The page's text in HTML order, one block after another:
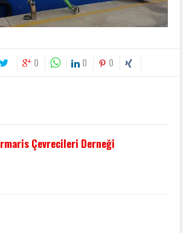
0 0 0
Çevrecileri Derneği